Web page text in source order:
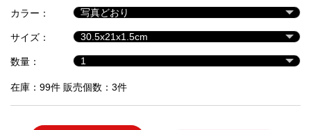
商
品
カラー：
サイズ：
数量：
在庫：99件 販売個数：3件